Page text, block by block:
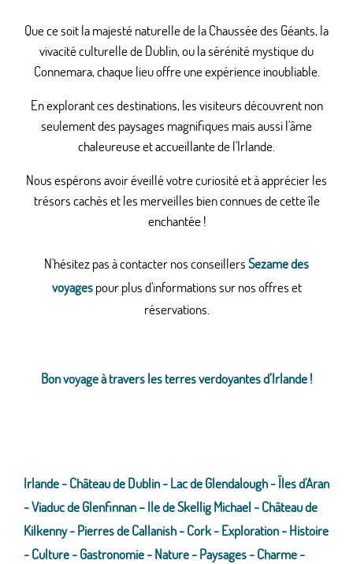
Que ce soit la majesté naturelle de la Chaussée des Géants, la
vivacité culturelle de Dublin, ou la sérénité mystique du
Connemara, chaque lieu offre une expérience inoubliable.
En explorant ces destinations, les visiteurs découvrent non
seulement des paysages magnifiques mais aussi l'âme
chaleureuse et accueillante de l'Irlande.
Nous espérons avoir éveillé votre curiosité et à apprécier les
trésors cachés et les merveilles bien connues de cette île
enchantée !
N'hésitez pas à contacter nos conseillersSezame des
voyagespour plus d'informations sur nos offres et
réservations.
Bon voyage à travers les terres verdoyantes d’Irlande !
Irlande - Château de Dublin - Lac de Glendalough - Îles d'Aran
- Viaduc de Glenfinnan – IIe de Skellig Michael - Château de
Kilkenny - Pierres de Callanish - Cork - Exploration - Histoire
- Culture - Gastronomie - Nature - Paysages - Charme -